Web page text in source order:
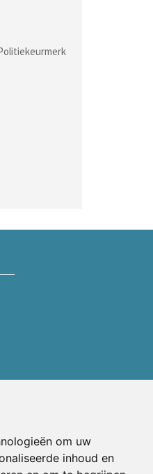
om uw
inhoud en